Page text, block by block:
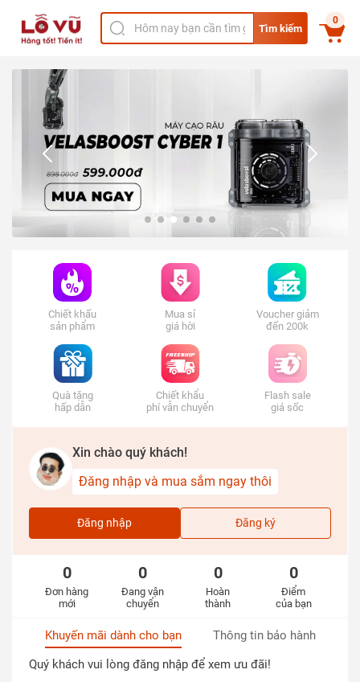
Tìm kiếm
0
Chiết khấu
sản phẩm
Mua sỉ
giá hời
Voucher giảm
đến 200k
Quà tặng
hấp dẫn
Chiết khẩu
phí vẫn chuyển
Flash sale
giá sốc
Xin chào quý khách!
Đăng nhập và mua sắm ngay thôi
Đăng nhập Đăng ký
0
Đơn hàng
mới
0
Đang vận
chuyển
0
Hoàn
thành
0
Điểm
của bạn
Khuyến mãi dành cho bạn
Thông tin bảo hành
Quý khách vui lòng đăng nhập để xem ưu đãi!